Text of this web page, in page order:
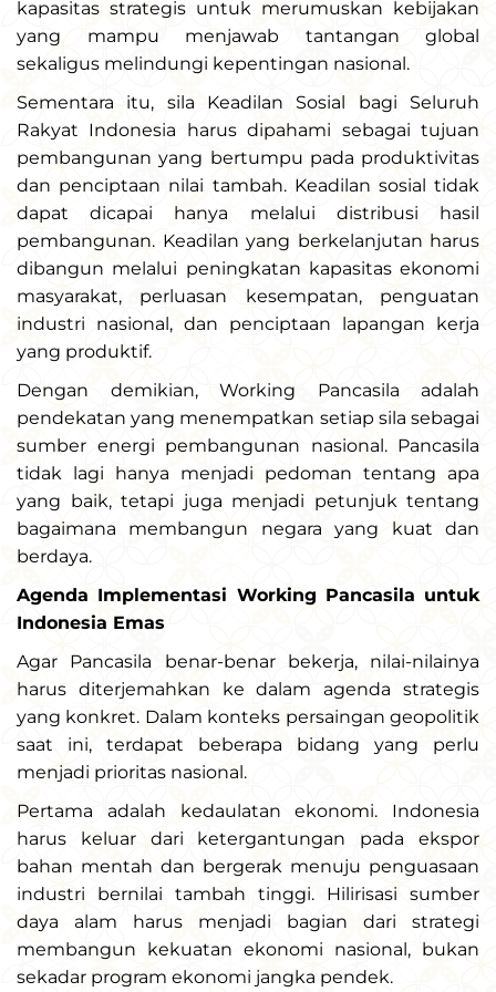
kapasitas strategis untuk merumuskan kebijakan
yang mampu menjawab tantangan global
sekaligus melindungi kepentingan nasional.
Sementara itu, sila Keadilan Sosial bagi Seluruh
Rakyat Indonesia harus dipahami sebagai tujuan
pembangunan yang bertumpu pada produktivitas
dan penciptaan nilai tambah. Keadilan sosial tidak
dapat dicapai hanya melalui distribusi hasil
pembangunan. Keadilan yang berkelanjutan harus
dibangun melalui peningkatan kapasitas ekonomi
masyarakat, perluasan kesempatan, penguatan
industri nasional, dan penciptaan lapangan kerja
yang produktif.
Dengan demikian, Working Pancasila adalah
pendekatan yang menempatkan setiap sila sebagai
sumber energi pembangunan nasional. Pancasila
tidak lagi hanya menjadi pedoman tentang apa
yang baik, tetapi juga menjadi petunjuk tentang
bagaimana membangun negara yang kuat dan
berdaya.
Agenda Implementasi Working Pancasila untuk
Indonesia Emas
Agar Pancasila benar-benar bekerja, nilai-nilainya
harus diterjemahkan ke dalam agenda strategis
yang konkret. Dalam konteks persaingan geopolitik
saat ini, terdapat beberapa bidang yang perlu
menjadi prioritas nasional.
Pertama adalah kedaulatan ekonomi. Indonesia
harus keluar dari ketergantungan pada ekspor
bahan mentah dan bergerak menuju penguasaan
industri bernilai tambah tinggi. Hilirisasi sumber
daya alam harus menjadi bagian dari strategi
membangun kekuatan ekonomi nasional, bukan
sekadar program ekonomi jangka pendek.